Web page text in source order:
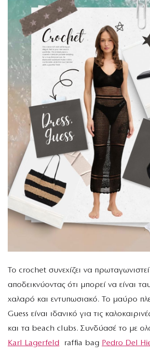
Το crochet συνεχίζει να
αποδεικνύοντας ότι μπορεί να είναι
χαλαρό και εντυπωσιακό. Το μαύρο
Guess είναι ιδανικό για τις
και τα beach clubs. Συνδύασέ το με
Karl Lagerfeld
raffia bag Pedro Del